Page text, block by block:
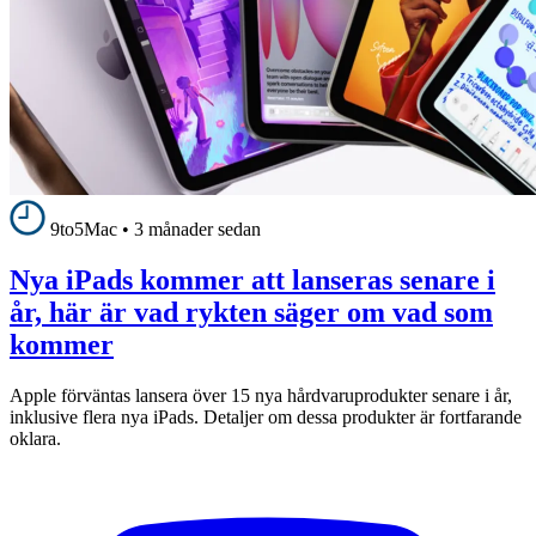
9to5Mac • 3 månader sedan
Nya iPads kommer att lanseras senare i
år, här är vad rykten säger om vad som
kommer
Apple förväntas lansera över 15 nya hårdvaruprodukter senare i år,
inklusive flera nya iPads. Detaljer om dessa produkter är fortfarande
oklara.